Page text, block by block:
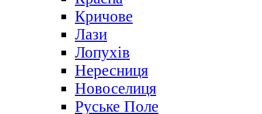
Кричове
Лази
Лопухів
Нересниця
Новоселиця
Руське Поле